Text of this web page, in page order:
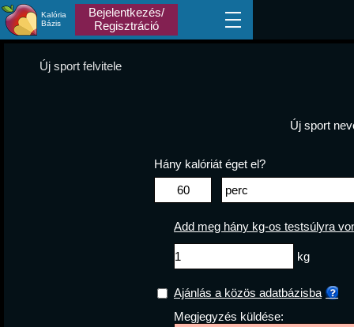
Kalória
Bázis
Bejelentkezés/
Regisztráció
Új sport felvitele
Új sport
Hány kalóriát éget el?
Add meg hány kg-os testsúlyra
kg
Ajánlás a közös adatbázisba
Megjegyzés küldése: